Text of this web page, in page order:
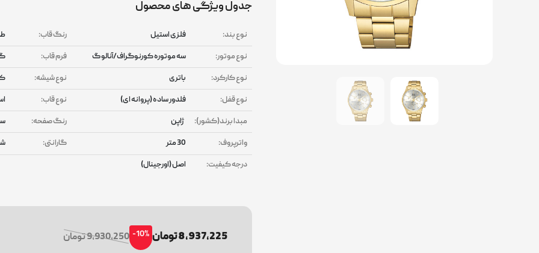
جدول ویژگی های محصول
نوع بند: فلزی استیل رنگ قاب:
نوع موتور:
سه موتوره کورنوگراف/آنالوگ فرم قاب:
نوع کارکرد:
باتری نوع شیشه:
نوع قفل:
فلدور ساده (پروانه ای) نوع قاب:
مبدا برند(کشور):
ژاپن رنگ صفحه:
واترپروف:
30 متر گارانتی:
درجه کیفیت:
اصل (اورجینال)
8,937,225 تومان -10% 9,930,250 تومان